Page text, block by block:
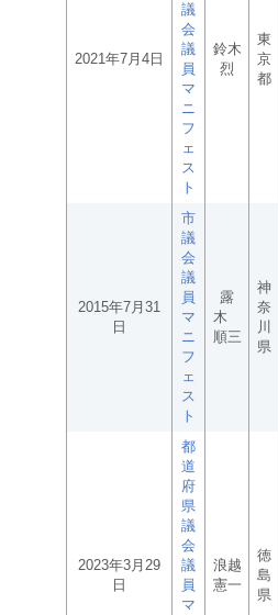
2021年7月4日
議
会
議
員
マ
ニ
フ
ェ
ス
ト
鈴木
烈
東
京
都
2015年7月31
日
市
議
会
議
員
マ
ニ
フ
ェ
ス
ト
露
木
順三
神
奈
川
県
2023年3月29
日
都
道
府
県
議
会
議
員
マ
浪越
憲一
徳
島
県